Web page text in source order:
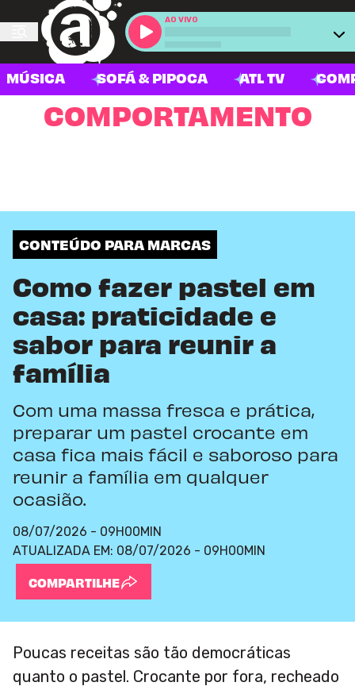
AO VIVO
MÚSICA SOFÁ & PIPOCA ATL TV
COMPORTAMENTO
CONTEÚDO PARA MARCAS
Como fazer pastel em
casa: praticidade e
sabor para reunir a
família
Com uma massa fresca e prática,
preparar um pastel crocante em
casa fica mais fácil e saboroso para
reunir a família em qualquer
ocasião.
08/07/2026 - 09H00MIN
ATUALIZADA EM: 08/07/2026 - 09H00MIN
COMPARTILHE
Poucas receitas são tão democráticas
quanto o pastel. Crocante por fora, recheado